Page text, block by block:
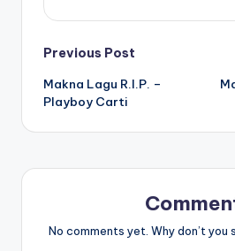
Post
navigation
Previous Post
Makna Lagu R.I.P. –
Playboy Carti
No comments yet. Why don’t